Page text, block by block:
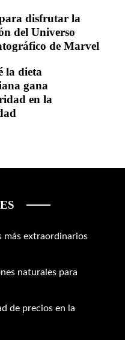
disfrutar la
del Universo
de Marvel
la dieta
gana
en la
más extraordinarios
naturales para
de precios en la